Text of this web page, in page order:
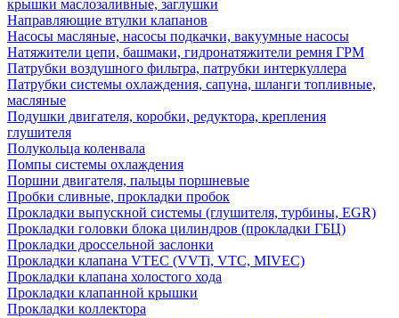
крышки маслозаливные, заглушки
Направляющие втулки клапанов
Насосы масляные, насосы подкачки, вакуумные насосы
Натяжители цепи, башмаки, гидронатяжители ремня ГРМ
Патрубки воздушного фильтра, патрубки интеркуллера
Патрубки системы охлаждения, сапуна, шланги топливные,
масляные
Подушки двигателя, коробки, редуктора, крепления
глушителя
Полукольца коленвала
Помпы системы охлаждения
Поршни двигателя, пальцы поршневые
Пробки сливные, прокладки пробок
Прокладки выпускной системы (глушителя, турбины, EGR)
Прокладки головки блока цилиндров (прокладки ГБЦ)
Прокладки дроссельной заслонки
Прокладки клапана VTEC (VVTi, VTC, MIVEC)
Прокладки клапана холостого хода
Прокладки клапанной крышки
Прокладки коллектора